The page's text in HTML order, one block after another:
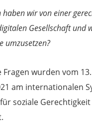
haben wir von einer
Gesellschaft und
umzusetzen?
wurden vom
am internationalen
soziale